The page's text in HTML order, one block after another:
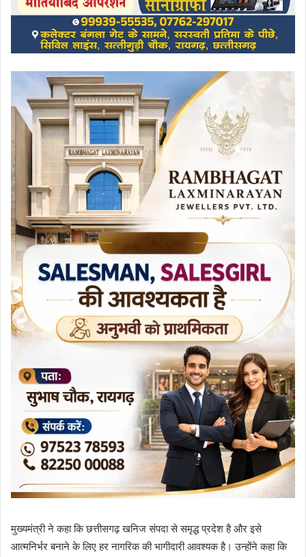
मुख्यमंत्री ने कहा कि छत्तीसगढ़ खनिज संपदा से समृद्ध प्रदेश है और इसे
आत्मनिर्भर बनाने के लिए हर नागरिक की भागीदारी आवश्यक है। उन्होंने कहा कि